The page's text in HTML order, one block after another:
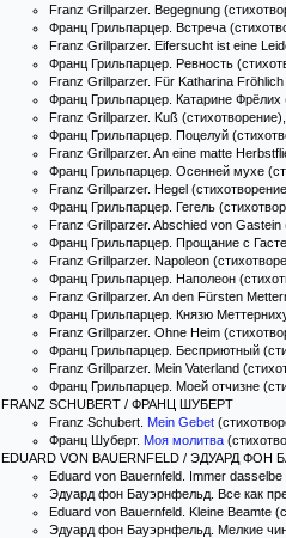
Franz Grillparzer. Begegnung
Франц Грильпарцер. Встреча
Franz Grillparzer. Eifersucht ist eine
Франц Грильпарцер. Ревность
Franz Grillparzer. Für Katharina
Франц Грильпарцер. Катарине
Franz Grillparzer. Kuß
Франц Грильпарцер. Поцелуй
Franz Grillparzer. An eine matte
Франц Грильпарцер. Осенней мухе
Franz Grillparzer. Hegel
Франц Грильпарцер. Гегель
Franz Grillparzer. Abschied von Gastein
Франц Грильпарцер. Прощание с
Franz Grillparzer. Napoleon
Франц Грильпарцер. Наполеон
Franz Grillparzer. An den Fürsten
Франц Грильпарцер. Князю
Franz Grillparzer. Ohne Heim
Франц Грильпарцер. Бесприютный
Franz Grillparzer. Mein Vaterland
Франц Грильпарцер. Моей отчизне
FRANZ SCHUBERT / ФРАНЦ ШУБЕРТ
Franz Schubert. Mein Gebet
Франц Шуберт. Моя молитва
EDUARD VON BAUERNFELD / ЭДУАРД ФОН
Eduard von Bauernfeld. Immer dasselbe
Эдуард фон Бауэрнфельд. Все как
Eduard von Bauernfeld. Kleine Beamte
Эдуард фон Бауэрнфельд. Мелкие